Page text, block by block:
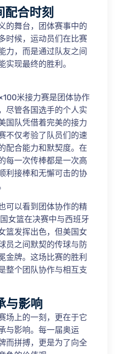
配合时刻
的舞台，团体赛事中的
时候，运动员们在比赛
力，而是通过队友之间
实现最终的胜利。
米接力赛是团体协作
尽管各国选手的个人实
国队凭借着完美的接力
不仅考验了队员们的速
配合能力和默契度。在
每一次传棒都是一次高
利接棒和无懈可击的协
可以看到团体协作的精
女篮在决赛中与西班牙
篮发挥出色，但美国女
员之间默契的传球与防
金牌。这场比赛的胜利
整个团队协作与相互支
与影响
场上的一刻，更在于它
与影响。每一届奥运
而拼搏，更是为了向全